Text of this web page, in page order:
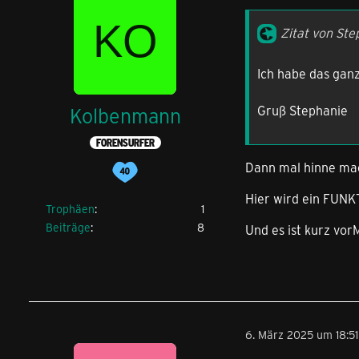
Kein Internet
Im Browser und
Kolbenmann
FORENSURFER
Trophäen
1
Beiträge
8
Zitat von
Ich habe das
Gruß Stephanie
Dann mal hinne
Hier wird ein
Und es ist kurz
6. März 2025 um 18:51